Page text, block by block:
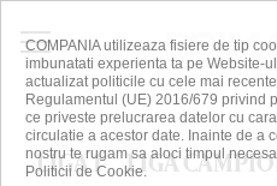
LIGA 1 LIGA
COMPANIA utilizeaza fisiere de tip
imbunatati experienta ta pe Website-
actualizat politicile cu cele mai
Regulamentul (UE) 2016/679 privind
ce priveste prelucrarea datelor cu
circulatie a acestor date. Inainte de a
nostru te rugam sa aloci timpul
Politicii de Cookie.